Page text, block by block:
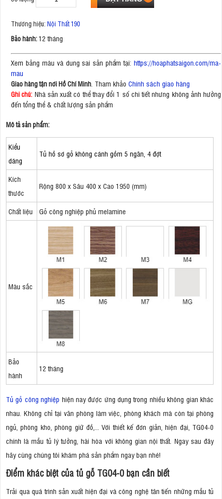
Thương hiệu: Nội Thất 190
Bảo hành:12 tháng
Xem bảng màu và dung sai sản phẩm tại: https://hoaphatsaigon.com/ma-
mau
Giao hàng tận nơi Hồ Chí Minh . Tham khảo Chính sách giao hàng
Ghi chú: Nhà sản xuất có thể thay đổi 1 số chi tiết nhưng không ảnh hưởng
đến tổng thể & chất lượng sản phẩm
Mô tả sản phẩm:
Kiểu
dáng
Tủ hồ sơ gỗ không cánh gồm 5 ngăn, 4 đợt
Kích
thước
Rộng 800 x Sâu 400 x Cao 1950 (mm)
Chất liệu Gỗ công nghiệp phủ melamine
Màu sắc
Bảo
hành
12 tháng
Tủ gỗ công nghiệp hiện nay được ứng dụng trong nhiều không gian khác
nhau. Không chỉ tại văn phòng làm việc, phòng khách mà còn tại phòng
ngủ, phòng kho, phòng giữ đồ,... Với thiết kế đơn giản, hiện đại, TG04-0
chính là mẫu tủ lý tưởng, hài hòa với không gian nội thất. Ngay sau đây
hãy cùng chúng tôi khám phá sản phẩm ngay bạn nhé!
Điểm khác biệt của tủ gỗ TG04-0 bạn cần biết
Trải qua quá trình sản xuất hiện đại và công nghệ tân tiến những mẫu tủ